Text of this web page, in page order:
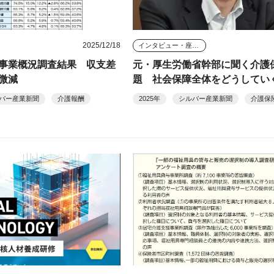
2025/12/18
業概況調査結果 収支差
減
ー産業新聞 介護報酬
元・厚生労働省幹部に聞く介護
題 社会保障全体をどうしてい
国民的議論が必要
2025年 シルバー産業新聞 介護保